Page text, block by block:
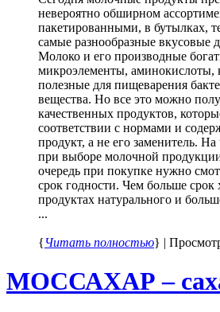
невероятно обширном
пакетированными, в бутылках,
самые разнообразные вкусовые
Молоко и его производные
микроэлементы, аминокислоты,
полезные для пищеварения
вещества. Но все это можно
качественных продуктов,
соответствии с нормами и
продукт, а не его заменитель.
при выборе молочной
очередь при покупке нужно
срок годности. Чем больше
продуктах натурального и
...
{Читать полностью} |
МОССАХАР –